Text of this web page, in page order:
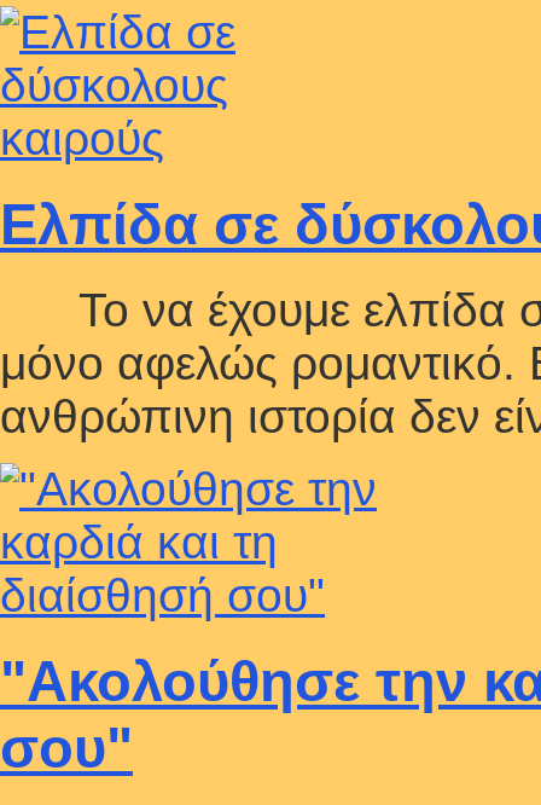
Ελπίδα σε
Το να έχουμε ελπίδα
μόνο αφελώς ρομαντικό.
ανθρώπινη ιστορία δεν
"Ακολούθησε την
σου"